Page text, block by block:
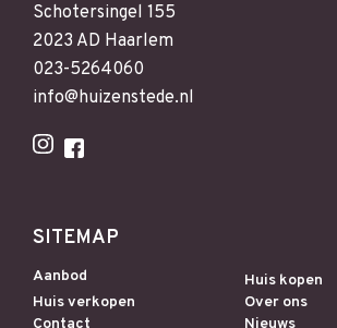
Schotersingel 155
2023 AD Haarlem
023-5264060
info@huizenstede.nl
SITEMAP
Aanbod
Huis kopen
Huis verkopen
Over ons
Contact
Nieuws